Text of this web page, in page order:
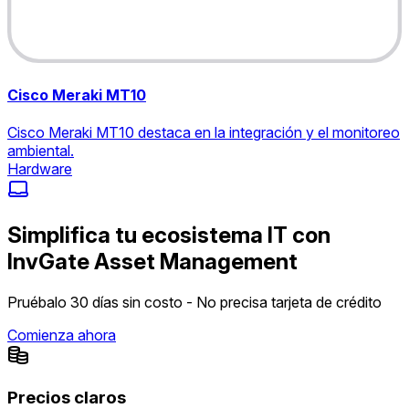
Cisco Meraki MT10
Cisco Meraki MT10 destaca en la integración y el monitoreo
ambiental.
Hardware
Simplifica tu ecosistema IT con
InvGate Asset Management
Pruébalo 30 días sin costo - No precisa tarjeta de crédito
Comienza ahora
Precios claros